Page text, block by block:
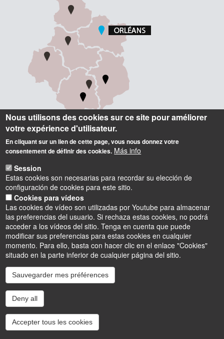
Informations
Polytech Orléans
8 rue Léonard de Vinci, 45072 Orléans cedex 2
Tel : 02 38 41 70 50 (standard)
contact.polytech@univ-orleans.fr
Accès Intranet (réservé)
InstagramLinkedInYoutube
Accessibilité : partiellement conforme
Cookies
Intranet
Nous utilisons des cookies sur ce site pour améliorer
votre expérience d'utilisateur.
En cliquant sur un lien de cette page, vous nous donnez votre
consentement de définir des cookies. Más info
Session
Estas cookies son necesarias para recordar su elección de
configuración de cookies para este sitio.
Cookies para vídeos
Las cookies de vídeo son utilizadas por Youtube para almacenar
las preferencias del usuario. Si rechaza estas cookies, no podrá
acceder a los vídeos del sitio. Tenga en cuenta que puede
modificar sus preferencias para estas cookies en cualquier
momento. Para ello, basta con hacer clic en el enlace "Cookies"
situado en la parte inferior de cualquier página del sitio.
Sauvegarder mes préférences
Deny all
Accepter tous les cookies